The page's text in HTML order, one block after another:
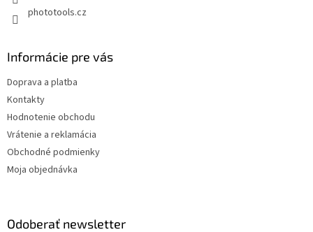
phototools.cz
Informácie pre vás
Doprava a platba
Kontakty
Hodnotenie obchodu
Vrátenie a reklamácia
Obchodné podmienky
Moja objednávka
Odoberať newsletter